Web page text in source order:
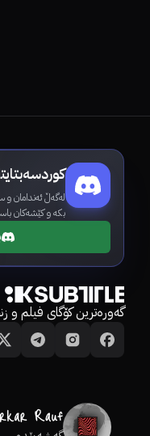
لەگەڵ ئەندامان و
بکە و کێشەکان
گەورەترین کۆگای فیلم و